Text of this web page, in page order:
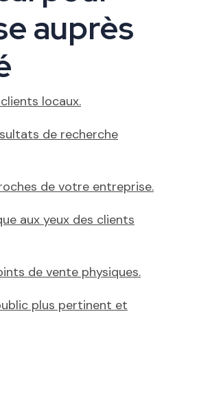
auprès
locaux.
de recherche
de votre entreprise.
aux yeux des clients
de vente physiques.
plus pertinent et